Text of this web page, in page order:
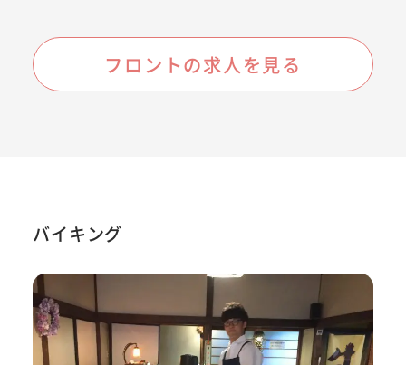
フロントの求人を見る
バイキング